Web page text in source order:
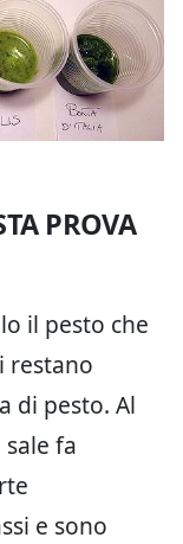
PROVA
il pesto che
restano
di pesto. Al
fa
e sono